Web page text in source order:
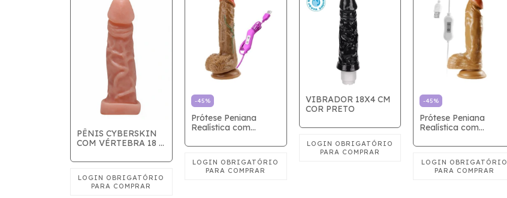
PÊNIS CYBERSKIN
COM VÉRTEBRA 18 x
-45%
Prótese Peniana
Realística com
Vibro USB - 20 x 4cm
VIBRADOR 18X4 CM
COR PRETO
-45%
Prótese Peniana
Realística com
Vibro USB - 20 x 4cm